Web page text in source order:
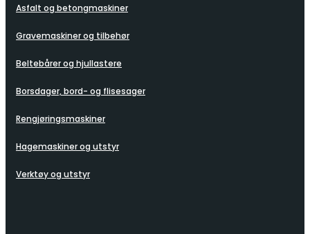
Asfalt og betongmaskiner
Gravemaskiner og tilbehør
Beltebårer og hjullastere
Borsdager, bord- og flisesager
Rengjøringsmaskiner
Hagemaskiner og utstyr
Verktøy og utstyr